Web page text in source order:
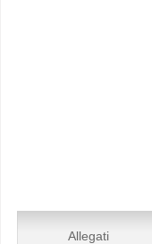
Allegati